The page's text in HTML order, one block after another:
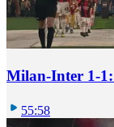
Milan-Inter 1-
55:58